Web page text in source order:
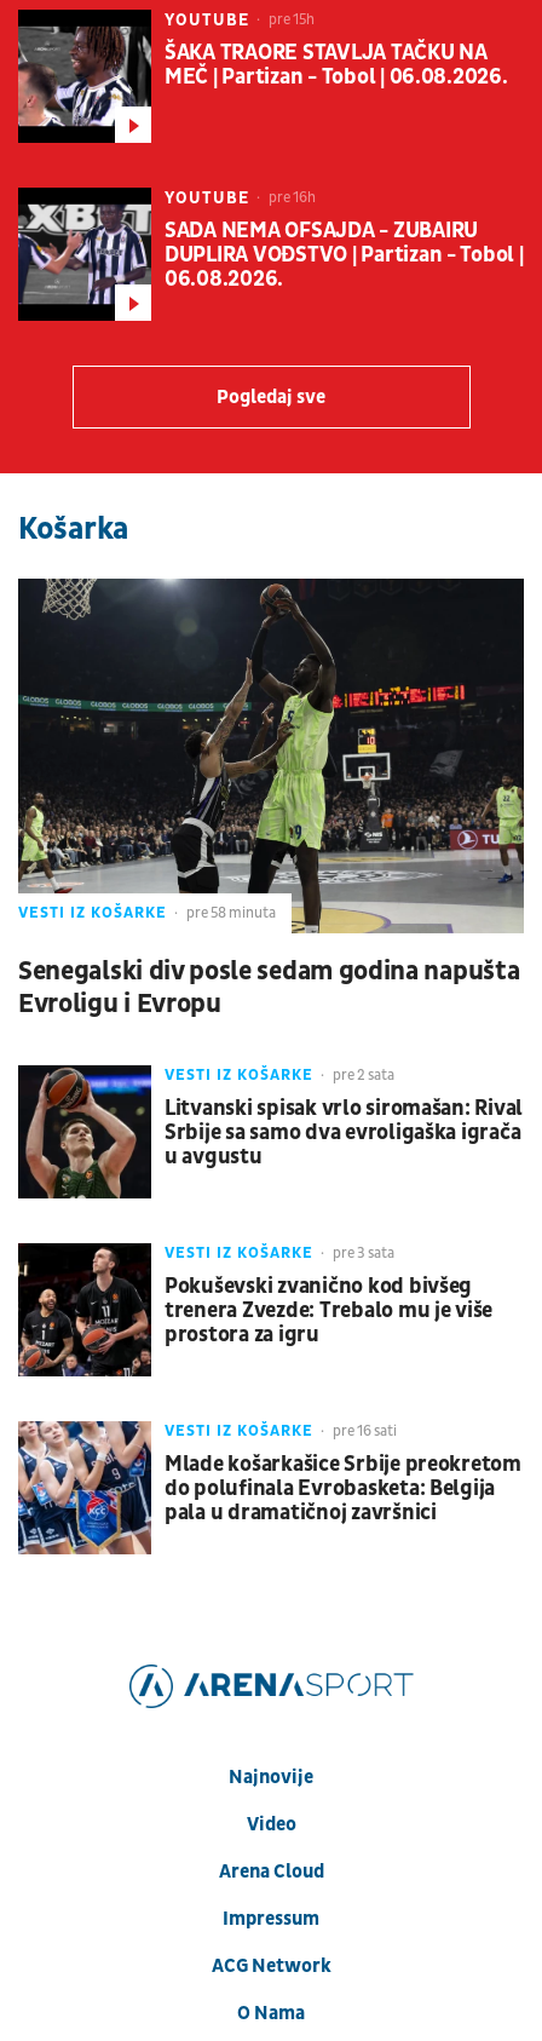
YOUTUBE pre 15h
ŠAKA TRAORE STAVLJA TAČKU NA
MEČ | Partizan - Tobol | 06.08.2026.
YOUTUBE pre 16h
SADA NEMA OFSAJDA - ZUBAIRU
DUPLIRA VOĐSTVO | Partizan - Tobol |
06.08.2026.
Pogledaj sve
Košarka
VESTI IZ KOŠARKE pre 58 minuta
Senegalski div posle sedam godina napušta
Evroligu i Evropu
VESTI IZ KOŠARKE pre 2 sata
Litvanski spisak vrlo siromašan: Rival
Srbije sa samo dva evroligaška igrača
u avgustu
VESTI IZ KOŠARKE pre 3 sata
Pokuševski zvanično kod bivšeg
trenera Zvezde: Trebalo mu je više
prostora za igru
VESTI IZ KOŠARKE pre 16 sati
Mlade košarkašice Srbije preokretom
do polufinala Evrobasketa: Belgija
pala u dramatičnoj završnici
Najnovije
Video
Arena Cloud
Impressum
ACG Network
O Nama